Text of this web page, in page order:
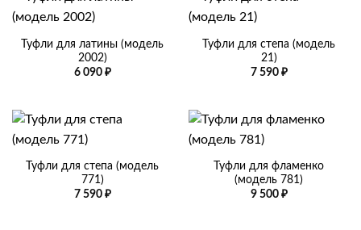
Туфли для латины (модель
2002)
6 090 ₽
Туфли для степа (модель
21)
7 590 ₽
Туфли для степа (модель
771)
7 590 ₽
Туфли для фламенко
(модель 781)
9 500 ₽